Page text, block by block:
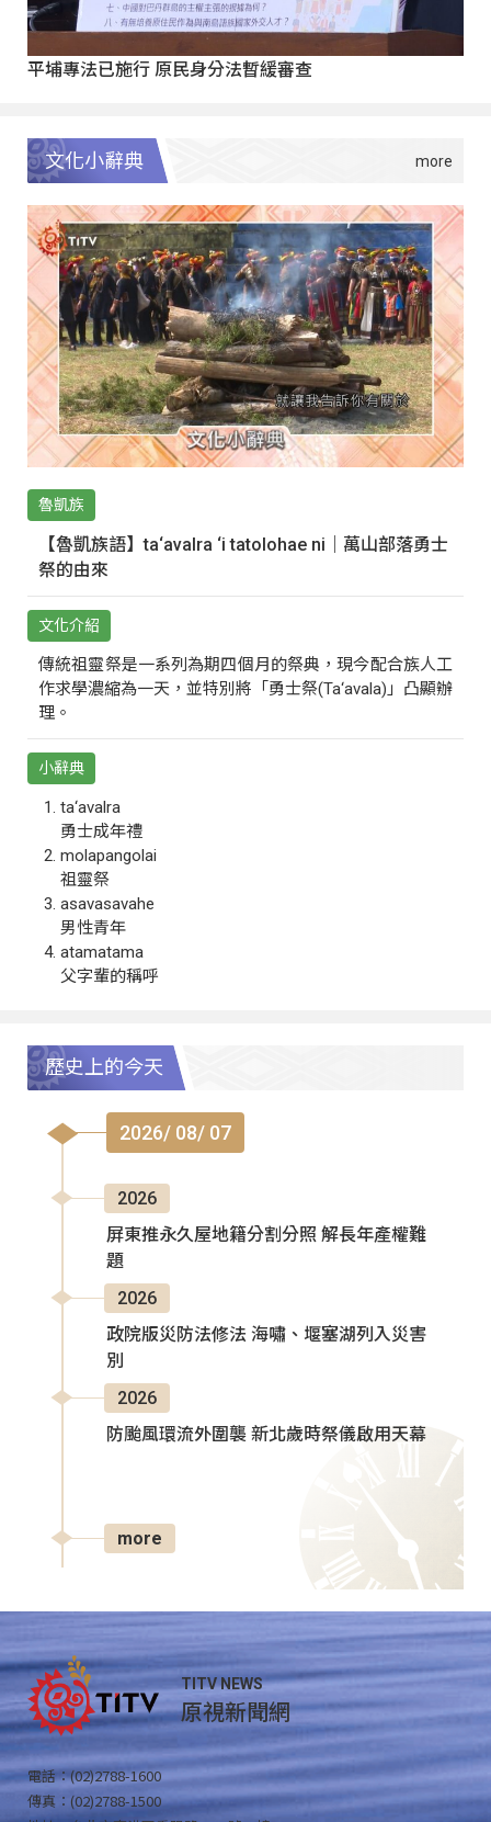
平埔專法已施行 原民身分法暫緩審查
文化小辭典
魯凱族
【魯凱族語】ta‘avalra ‘i tatolohae ni｜萬山部落勇士
祭的由來
文化介紹
傳統祖靈祭是一系列為期四個月的祭典，現今配合族人工
作求學濃縮為一天，並特別將「勇士祭(Ta‘avala)」凸顯辦
理。
小辭典
ta‘avalra
勇士成年禮
molapangolai
祖靈祭
asavasavahe
男性青年
atamatama
父字輩的稱呼
歷史上的今天
2026/ 08/ 07
2026
屏東推永久屋地籍分割分照 解長年產權難
題
2026
政院版災防法修法 海嘯、堰塞湖列入災害
別
2026
防颱風環流外圍襲 新北歲時祭儀啟用天幕
more
TITV NEWS
原視新聞網
電話：(02)2788-1600
傳真：(02)2788-1500